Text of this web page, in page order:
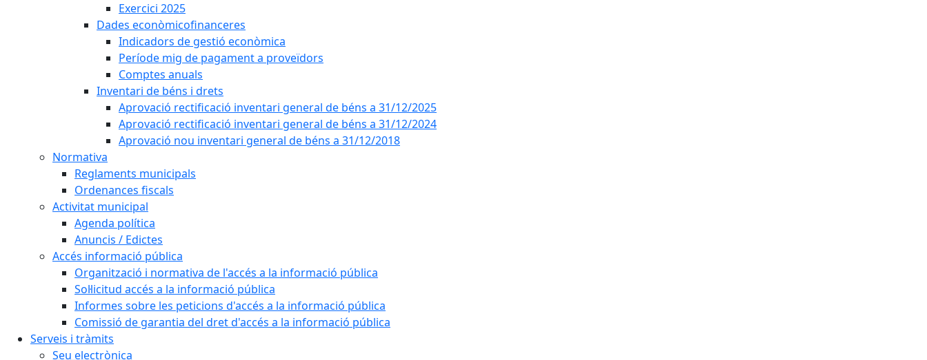
Exercici 2025
Dades econòmicofinanceres
Indicadors de gestió econòmica
Període mig de pagament a proveïdors
Comptes anuals
Inventari de béns i drets
Aprovació rectificació inventari general de béns a 31/12/2025
Aprovació rectificació inventari general de béns a 31/12/2024
Aprovació nou inventari general de béns a 31/12/2018
Normativa
Reglaments municipals
Ordenances fiscals
Activitat municipal
Agenda política
Anuncis / Edictes
Accés informació pública
Organització i normativa de l'accés a la informació pública
Sol·licitud accés a la informació pública
Informes sobre les peticions d'accés a la informació pública
Comissió de garantia del dret d'accés a la informació pública
Serveis i tràmits
Seu electrònica